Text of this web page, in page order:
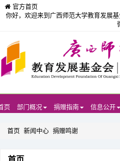
官方首页
你好，欢迎来到广西师范大学教育发展
页 部门概况 捐赠指南 信息公开
首页 新闻中心 捐赠鸣谢